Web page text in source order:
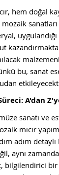
hem doğal
bu, sanat
A'dan
sanatı ve
mıcır
adım detaylı
aynı zamanda
bilgilendirici